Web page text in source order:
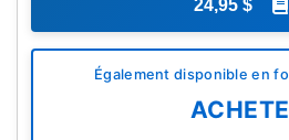
24,95 $
Également disponible en